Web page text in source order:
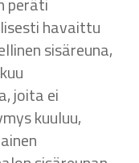
havaittu
sisäreuna,
joita ei
kuuluu,